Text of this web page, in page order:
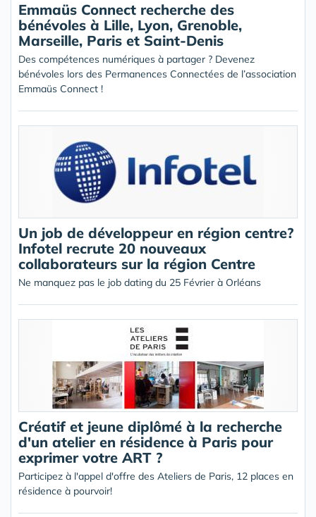
Emmaüs Connect recherche des
bénévoles à Lille, Lyon, Grenoble,
Marseille, Paris et Saint-Denis
Des compétences numériques à partager ? Devenez
bénévoles lors des Permanences Connectées de l’association
Emmaüs Connect !
Un job de développeur en région centre?
Infotel recrute 20 nouveaux
collaborateurs sur la région Centre
Ne manquez pas le job dating du 25 Février à Orléans
Créatif et jeune diplômé à la recherche
d'un atelier en résidence à Paris pour
exprimer votre ART ?
Participez à l'appel d'offre des Ateliers de Paris, 12 places en
résidence à pourvoir!